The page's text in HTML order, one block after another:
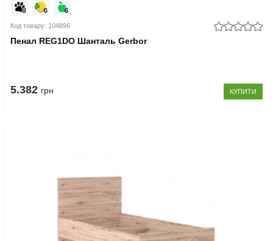
Код товару: 104896
Пенал REG1DO Шанталь Gerbor
5.382 грн КУПИТИ